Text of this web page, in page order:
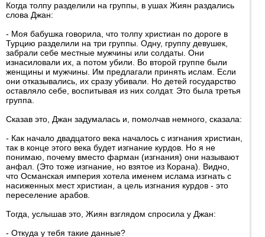
Когда толпу разделили на группы, в ушах Жиян раздались
слова Джан:
- Моя бабушка говорила, что толпу христиан по дороге в
Турцию разделили на три группы. Одну, группу девушек,
забрали себе местные мужчины или солдаты. Они
изнасиловали их, а потом убили. Во второй группе были
женщины и мужчины. Им предлагали принять ислам. Если
они отказывались, их сразу убивали. Но детей государство
оставляло себе, воспитывая из них солдат. Это была третья
группа.
Сказав это, Джан задумалась и, помолчав немного, сказала:
- Как начало двадцатого века началось с изгнания христиан,
так в конце этого века будет изгнание курдов. Но я не
понимаю, почему вместо фарман (изгнания) они называют
анфал. (Это тоже изгнание, но взятое из Корана). Видно,
что Османская империя хотела именем ислама изгнать с
насиженных мест христиан, а цель изгнания курдов - это
переселение арабов.
Тогда, услышав это, Жиян взглядом спросила у Джан:
- Откуда у тебя такие данные?